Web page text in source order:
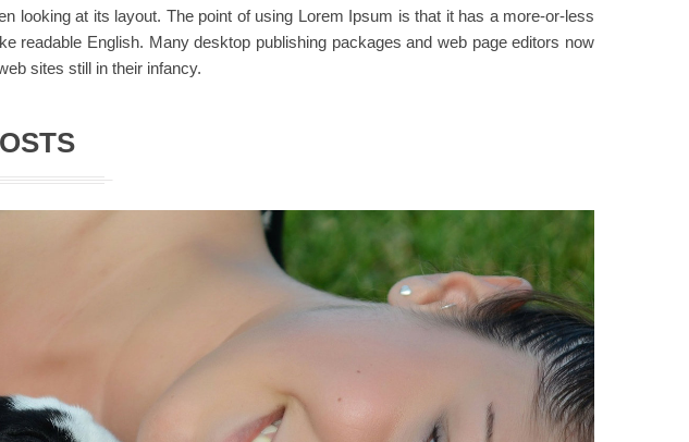
looking at its layout. The point of using Lorem Ipsum is that it has a more-or-less
readable English. Many desktop publishing packages and web page editors now
sites still in their infancy.